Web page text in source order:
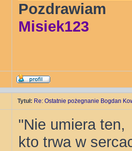
Pozdrawiam
Misiek123
Tytuł: Re: Ostatnie pożegnanie Bogdan
"Nie umiera ten,
kto trwa w